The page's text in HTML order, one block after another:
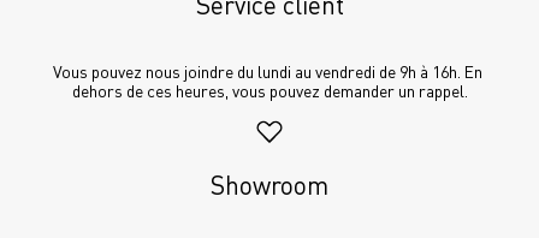
Vous pouvez nous joindre du lundi au vendredi de 9h à 16h. En
dehors de ces heures, vous pouvez demander un rappel.
Showroom